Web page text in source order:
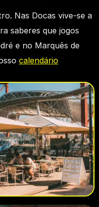
Nas Docas vive-se a
saberes que jogos
e no Marquês de
calendário